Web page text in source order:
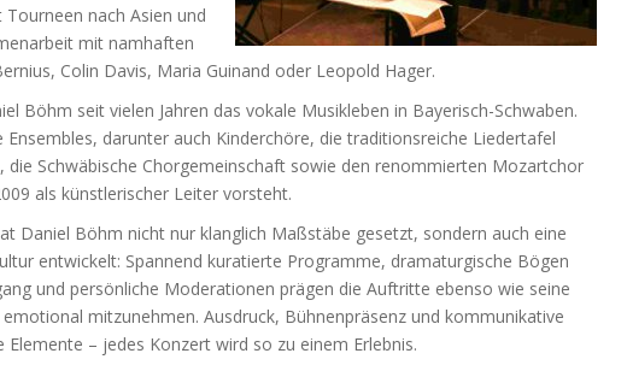
nach Asien und
mit namhaften
Colin Davis, Maria Guinand oder Leopold Hager.
Böhm seit vielen Jahren das vokale Musikleben in Bayerisch-Schwaben.
Ensembles, darunter auch Kinderchöre, die traditionsreiche Liedertafel
die Schwäbische Chorgemeinschaft sowie den renommierten Mozartchor
als künstlerischer Leiter vorsteht.
Daniel Böhm nicht nur klanglich Maßstäbe gesetzt, sondern auch eine
entwickelt: Spannend kuratierte Programme, dramaturgische Bögen
und persönliche Moderationen prägen die Auftritte ebenso wie seine
mitzunehmen. Ausdruck, Bühnenpräsenz und kommunikative
Elemente – jedes Konzert wird so zu einem Erlebnis.